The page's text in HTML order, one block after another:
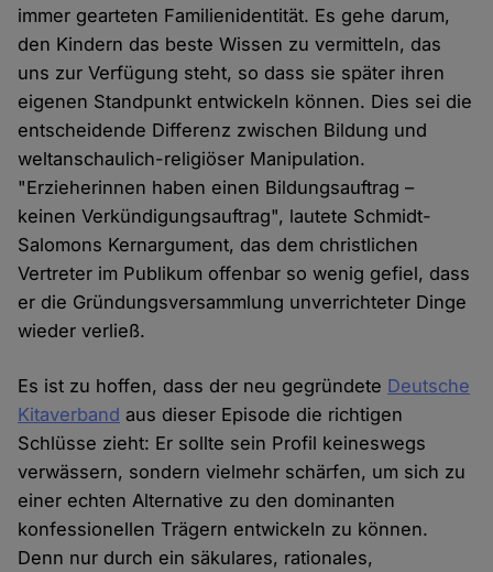
immer gearteten Familienidentität. Es gehe darum,
den Kindern das beste Wissen zu vermitteln, das
uns zur Verfügung steht, so dass sie später ihren
eigenen Standpunkt entwickeln können. Dies sei die
entscheidende Differenz zwischen Bildung und
weltanschaulich-religiöser Manipulation.
"Erzieherinnen haben einen Bildungsauftrag –
keinen Verkündigungsauftrag", lautete Schmidt-
Salomons Kernargument, das dem christlichen
Vertreter im Publikum offenbar so wenig gefiel, dass
er die Gründungsversammlung unverrichteter Dinge
wieder verließ.
Es ist zu hoffen, dass der neu gegründete Deutsche
Kitaverband aus dieser Episode die richtigen
Schlüsse zieht: Er sollte sein Profil keineswegs
verwässern, sondern vielmehr schärfen, um sich zu
einer echten Alternative zu den dominanten
konfessionellen Trägern entwickeln zu können.
Denn nur durch ein säkulares, rationales,